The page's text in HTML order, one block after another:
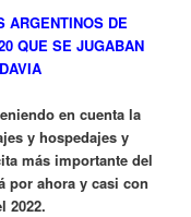
ARGENTINOS DE
QUE SE JUGABAN
en cuenta la
y hospedajes y
más importante del
por ahora y casi con
2022.